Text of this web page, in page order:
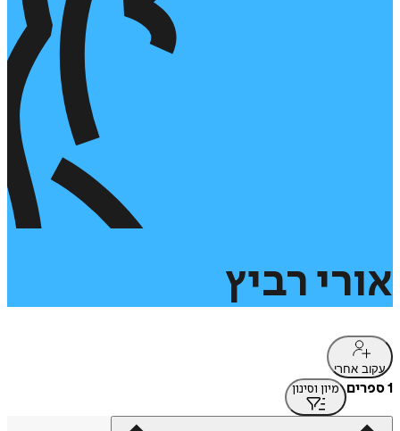
אורי רביץ
עקוב אחרי
1 ספרים מיון וסינון